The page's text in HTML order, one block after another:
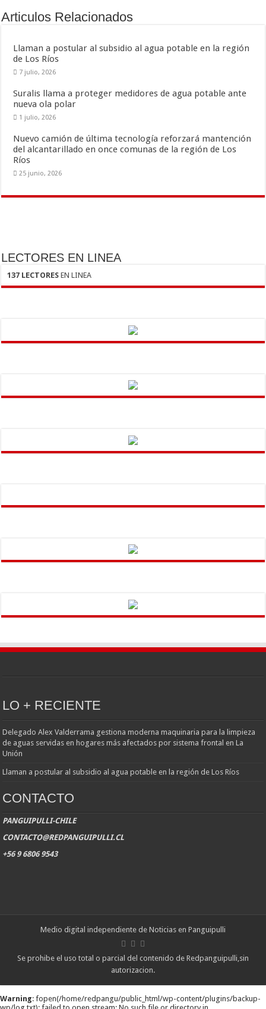
o
k
ar
r
Articulos Relacionados
Llaman a postular al subsidio al agua potable en la región
de Los Ríos
7 julio, 2026
Suralis llama a proteger medidores de agua potable ante
nueva ola polar
1 julio, 2026
Nuevo camión de última tecnología reforzará mantención
del alcantarillado en once comunas de la región de Los
Ríos
25 junio, 2026
LECTORES EN LINEA
137 LECTORES EN LINEA
LO + RECIENTE
Delegado Alex Valderrama gestiona moderna maquinaria para la limpieza
de aguas servidas en hogares más afectados por sistema frontal en La
Unión
Llaman a postular al subsidio al agua potable en la región de Los Ríos
CONTACTO
PANGUIPULLI-CHILE
CONTACTO@REDPANGUIPULLI.CL
+56 9 6806 9543
Medio digital independiente de Noticias en Panguipulli
Se prohibe el uso total o parcial del contenido de Redpanguipulli,sin
autorizacion.
Warning: fopen(/home/redpangu/public_html/wp-content/plugins/backup-